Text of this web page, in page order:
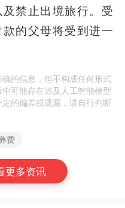
禁止出境旅行。受
的父母将受到进一
的信息，但不构成任何形式
可能存在涉及人工智能模型
的偏差或遗漏，请自行判断
费
更多资讯